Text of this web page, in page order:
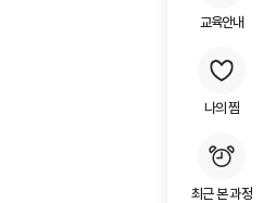
교육안내
나의 찜
최근 본 과정